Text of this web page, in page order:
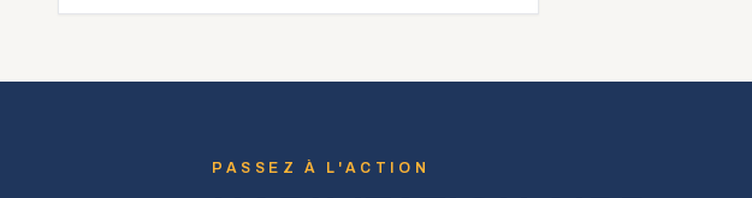
PASSEZ À L'ACTION